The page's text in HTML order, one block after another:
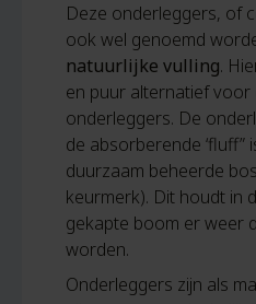
Deze onderleggers, of
ook wel genoemd
natuurlijke vulling.
en puur alternatief voor
onderleggers. De
de absorberende ‘fluff”
duurzaam beheerde
keurmerk). Dit houdt in
gekapte boom er weer
worden.
Onderleggers zijn als